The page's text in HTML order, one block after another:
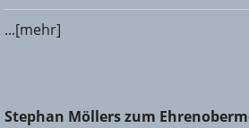
...[mehr]
Stephan Möllers zum
Stephan Möllers zum